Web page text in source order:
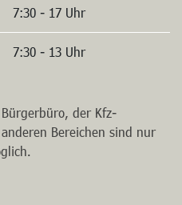
7:30 - 16 Uhr
7:30 - 17 Uhr
der Kfz-